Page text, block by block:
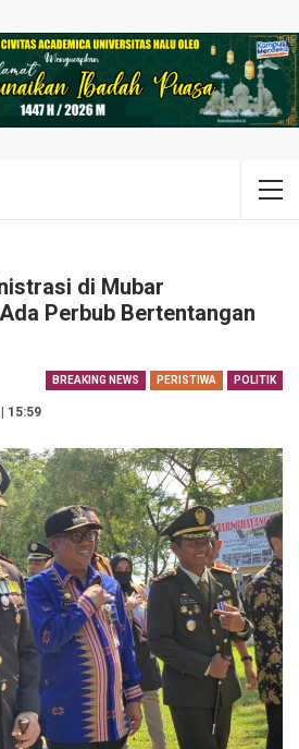
di Mubar
Perbub Bertentangan
BREAKING NEWS PERISTIWA POLITIK
15:59